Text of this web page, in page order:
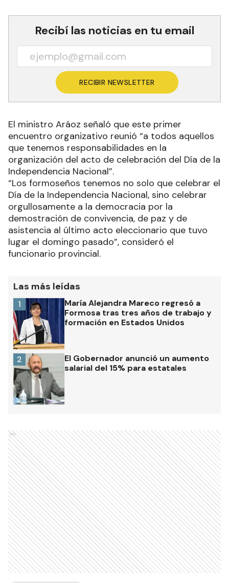
Recibí las noticias en tu email
RECIBIR NEWSLETTER
El ministro Aráoz señaló que este primer
encuentro organizativo reunió “a todos aquellos
que tenemos responsabilidades en la
organización del acto de celebración del Día de la
Independencia Nacional”.
“Los formoseños tenemos no solo que celebrar el
Día de la Independencia Nacional, sino celebrar
orgullosamente a la democracia por la
demostración de convivencia, de paz y de
asistencia al último acto eleccionario que tuvo
lugar el domingo pasado”, consideró el
funcionario provincial.
Las más leídas
María Alejandra Mareco regresó a
Formosa tras tres años de trabajo y
formación en Estados Unidos
1
El Gobernador anunció un aumento
salarial del 15% para estatales
2
Ads